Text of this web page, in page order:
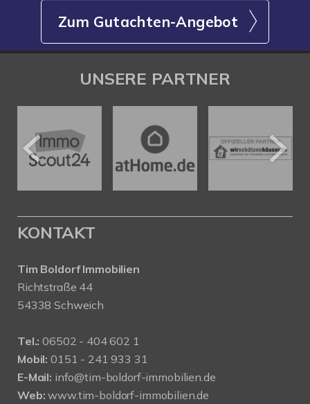
Zum Gutachten-Angebot
UNSERE PARTNER
KONTAKT
Tim Boldorf Immobilien
Richtstraße 44
54338 Schweich
Tel.: 06502 - 404 602 1
Mobil: 0151 - 241 933 31
E-Mail: info@tim-boldorf-immobilien.de
Web:www.tim-boldorf-immobilien.de